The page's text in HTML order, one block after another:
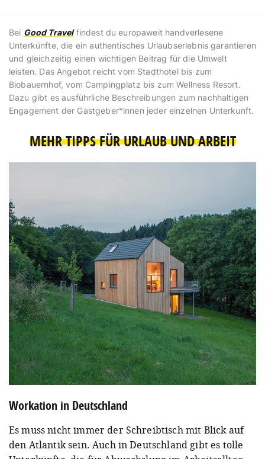
Bei Good Travelfindest du europaweit handverlesene
Unterkünfte, die ein authentisches Urlaubserlebnis garantieren
und gleichzeitig einen wichtigen Beitrag für die Umwelt
leisten. Das Angebot reicht vom Stadthotel bis zum
Biobauernhof, vom Campingplatz bis zum Wellness Resort.
Dazu gibt es ausführliche Beschreibungen zum nachhaltigen
Engagement der Gastgeber*innen jeder einzelnen Unterkunft.
MEHR TIPPS FÜR URLAUB UND ARBEIT
Workation in Deutschland
Es muss nicht immer der Schreibtisch mit Blick auf
den Atlantik sein. Auch in Deutschland gibt es tolle